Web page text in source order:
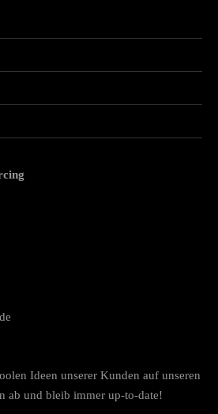
Ideen unserer Kunden auf unseren
ab und bleib immer up-to-date!